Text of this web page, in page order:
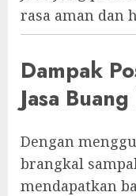
rasa aman dan
Dampak
Jasa
Dengan
brangkal
mendapatkan